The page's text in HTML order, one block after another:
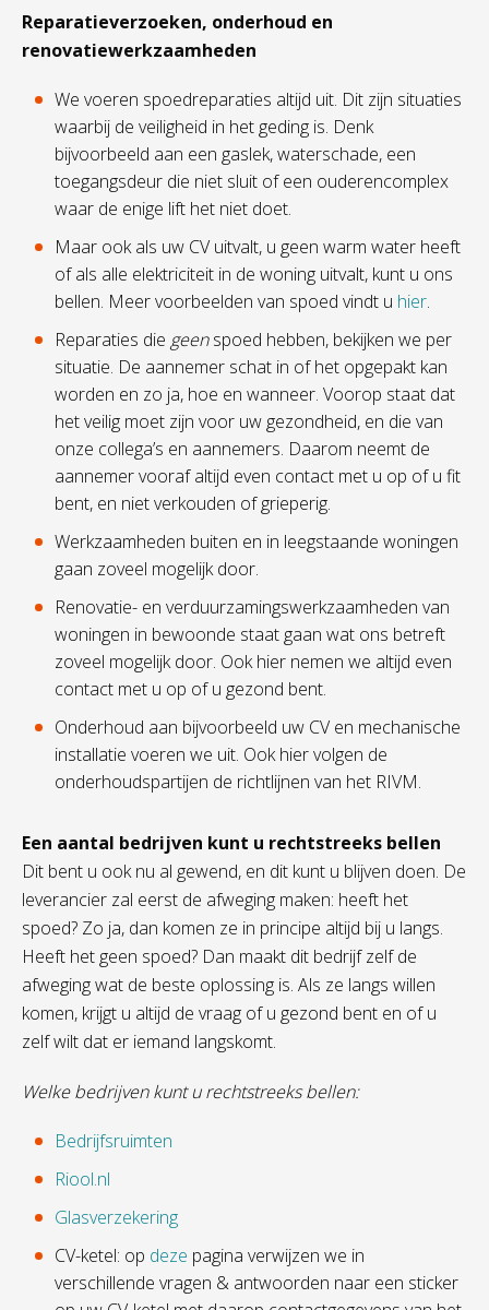
Reparatieverzoeken, onderhoud en
renovatiewerkzaamheden
We voeren spoedreparaties altijd uit. Dit zijn situaties
waarbij de veiligheid in het geding is. Denk
bijvoorbeeld aan een gaslek, waterschade, een
toegangsdeur die niet sluit of een ouderencomplex
waar de enige lift het niet doet.
Maar ook als uw CV uitvalt, u geen warm water heeft
of als alle elektriciteit in de woning uitvalt, kunt u ons
bellen. Meer voorbeelden van spoed vindt u hier.
Reparaties die geenspoed hebben, bekijken we per
situatie. De aannemer schat in of het opgepakt kan
worden en zo ja, hoe en wanneer. Voorop staat dat
het veilig moet zijn voor uw gezondheid, en die van
onze collega’s en aannemers. Daarom neemt de
aannemer vooraf altijd even contact met u op of u fit
bent, en niet verkouden of grieperig.
Werkzaamheden buiten en in leegstaande woningen
gaan zoveel mogelijk door.
Renovatie- en verduurzamingswerkzaamheden van
woningen in bewoonde staat gaan wat ons betreft
zoveel mogelijk door. Ook hier nemen we altijd even
contact met u op of u gezond bent.
Onderhoud aan bijvoorbeeld uw CV en mechanische
installatie voeren we uit. Ook hier volgen de
onderhoudspartijen de richtlijnen van het RIVM.
Een aantal bedrijven kunt u rechtstreeks bellen
Dit bent u ook nu al gewend, en dit kunt u blijven doen. De
leverancier zal eerst de afweging maken: heeft het
spoed? Zo ja, dan komen ze in principe altijd bij u langs.
Heeft het geen spoed? Dan maakt dit bedrijf zelf de
afweging wat de beste oplossing is. Als ze langs willen
komen, krijgt u altijd de vraag of u gezond bent en of u
zelf wilt dat er iemand langskomt.
Welke bedrijven kunt u rechtstreeks bellen:
Bedrijfsruimten
Riool.nl
Glasverzekering
CV-ketel: op deze pagina verwijzen we in
verschillende vragen & antwoorden naar een sticker